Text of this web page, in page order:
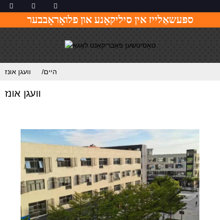
ספּעשאַלייז אין סיליקאָנע און פלואָראָבבער
היים וועגן אונז
וועגן אונז